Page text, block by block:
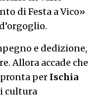
di Festa a Vico»
e dedizione,
Allora accade che
per Ischia
cultura